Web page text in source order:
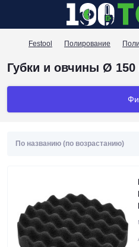
Festool Полирование
Губки и овчины Ø